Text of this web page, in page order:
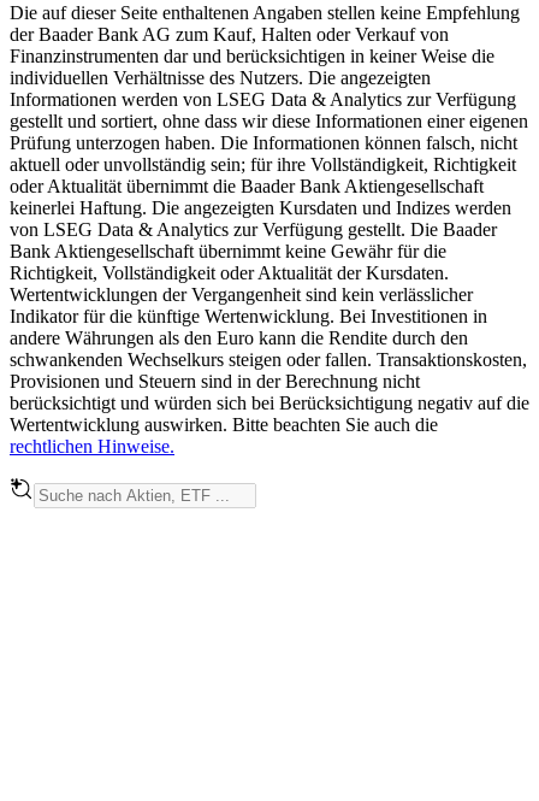
Die auf dieser Seite enthaltenen Angaben stellen keine Empfehlung
der Baader Bank AG zum Kauf, Halten oder Verkauf von
Finanzinstrumenten dar und berücksichtigen in keiner Weise die
individuellen Verhältnisse des Nutzers. Die angezeigten
Informationen werden von LSEG Data & Analytics zur Verfügung
gestellt und sortiert, ohne dass wir diese Informationen einer eigenen
Prüfung unterzogen haben. Die Informationen können falsch, nicht
aktuell oder unvollständig sein; für ihre Vollständigkeit, Richtigkeit
oder Aktualität übernimmt die Baader Bank Aktiengesellschaft
keinerlei Haftung. Die angezeigten Kursdaten und Indizes werden
von LSEG Data & Analytics zur Verfügung gestellt. Die Baader
Bank Aktiengesellschaft übernimmt keine Gewähr für die
Richtigkeit, Vollständigkeit oder Aktualität der Kursdaten.
Wertentwicklungen der Vergangenheit sind kein verlässlicher
Indikator für die künftige Wertenwicklung. Bei Investitionen in
andere Währungen als den Euro kann die Rendite durch den
schwankenden Wechselkurs steigen oder fallen. Transaktionskosten,
Provisionen und Steuern sind in der Berechnung nicht
berücksichtigt und würden sich bei Berücksichtigung negativ auf die
Wertentwicklung auswirken. Bitte beachten Sie auch die
rechtlichen Hinweise.